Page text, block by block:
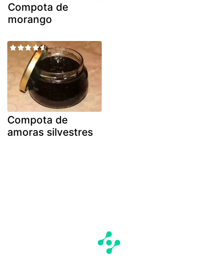
Compota de
morango
Compota de
amoras silvestres